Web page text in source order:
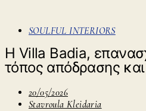
SOULFUL INTERIORS
Η Villa Badia,
τόπος απόδρασης
20/05/2026
Stavroula Kleidaria